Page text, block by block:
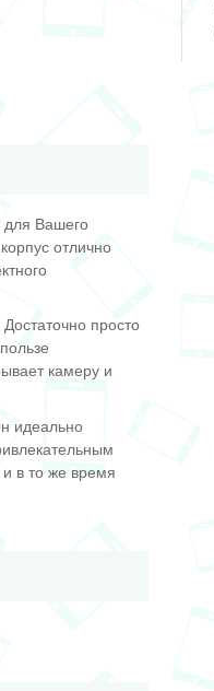
для Вашего
отлично
просто
камеру и
идеально
в то же время